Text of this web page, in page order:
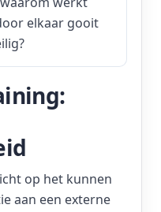
elkaar gooit
op het kunnen
aan een externe